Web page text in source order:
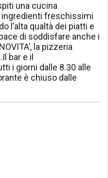
una cucina
ingredienti freschissimi
l’alta qualtà dei piatti e
di soddisfare anche i
la pizzeria
bar e il
i giorni dalle 8.30 alle
è chiuso dalle